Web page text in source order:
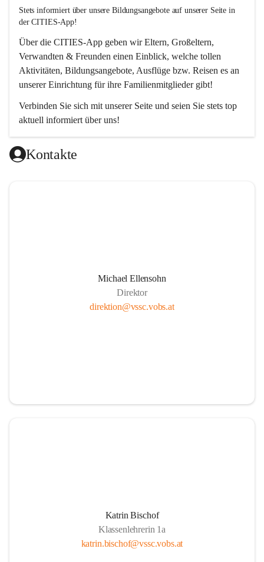
Stets informiert über unsere Bildungsangebote auf unserer Seite in
der CITIES-App!
Über die CITIES-App geben wir Eltern, Großeltern,
Verwandten & Freunden einen Einblick, welche tollen
Aktivitäten, Bildungsangebote, Ausflüge bzw. Reisen es an
unserer Einrichtung für ihre Familienmitglieder gibt!
Verbinden Sie sich mit unserer Seite und seien Sie stets top
aktuell informiert über uns!
Kontakte
Michael Ellensohn
Direktor
direktion@vssc.vobs.at
Katrin Bischof
Klassenlehrerin 1a
katrin.bischof@vssc.vobs.at